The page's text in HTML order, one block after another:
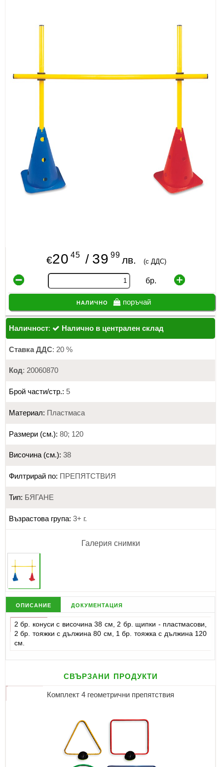
КАНЦЕЛАРСКИ МАТЕРИАЛИ
€20 45 / 39 99 лв. (с ДДС)
бр.
налично поръчай
Наличност: Налично в централен склад
Ставка ДДС: 20 %
Код: 20060870
Брой части/стр.: 5
Материал: Пластмаса
Размери (см.): 80; 120
Височина (см.): 38
Филтрирай по: ПРЕПЯТСТВИЯ
Тип: БЯГАНЕ
Възрастова група: 3+ г.
Галерия снимки
описание документация
2 бр. конуси с височина 38 см, 2 бр. щипки - пластмасови,
2 бр. тояжки с дължина 80 см, 1 бр. тояжка с дължина 120
см.
свързани продукти
Комплект 4 геометрични препятствия